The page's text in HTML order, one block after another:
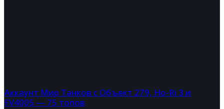
Аккаунт Мир Танков с Объект 279, Ho-Ri 3 и
FV4005 — 75 топов